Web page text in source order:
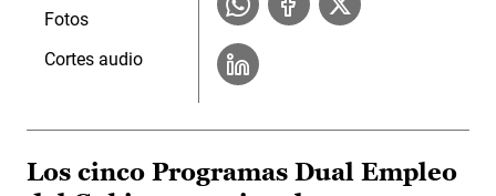
Fotos
Cortes audio
Los cinco Programas Dual Empleo